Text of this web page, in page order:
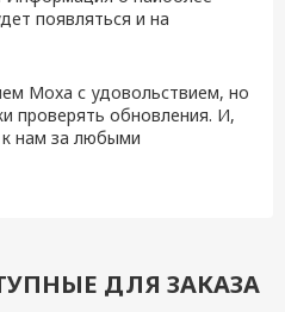
появляться и на
Moxa с удовольствием, но
проверять обновления. И,
нам за любыми
ДЛЯ ЗАКАЗА